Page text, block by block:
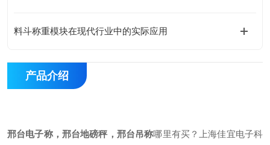
料斗称重模块在现代行业中的实际应用
产品介绍
邢台电子称，邢台地磅秤，邢台吊称哪里有买？上海佳宜电子科